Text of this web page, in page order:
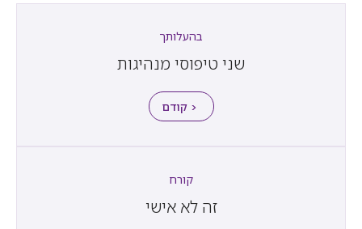
בהעלותך
שני טיפוסי מנהיגות
< קודם
קורח
זה לא אישי